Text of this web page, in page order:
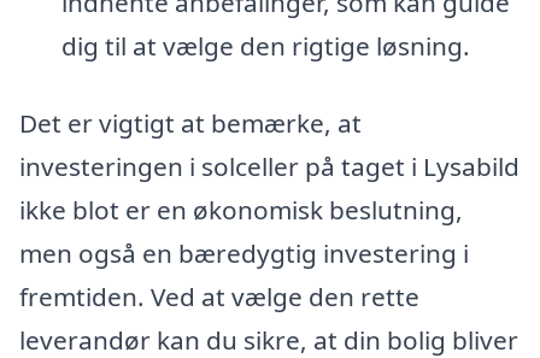
dig til at vælge den rigtige løsning.
Det er vigtigt at bemærke, at
investeringen i solceller på taget i Lysabild
ikke blot er en økonomisk beslutning,
men også en bæredygtig investering i
fremtiden. Ved at vælge den rette
leverandør kan du sikre, at din bolig bliver